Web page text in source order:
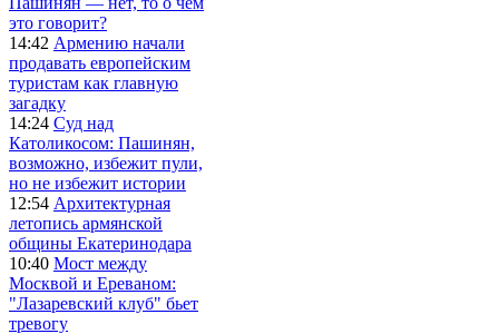
это говорит?
14:42 Армению начали
продавать европейским
туристам как главную
загадку
14:24 Суд над
Католикосом: Пашинян,
возможно, избежит пули,
но не избежит истории
12:54 Архитектурная
летопись армянской
общины Екатеринодара
10:40 Мост между
Москвой и Ереваном:
"Лазаревский клуб" бьет
тревогу